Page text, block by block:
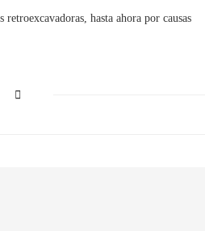
hasta ahora por causas